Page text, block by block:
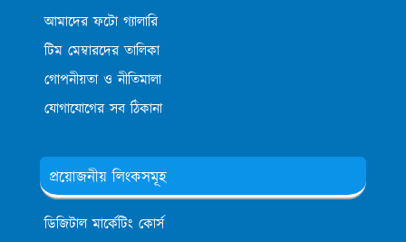
আমাদের ফটো গ্যালারি
টিম মেম্বারদের তালিকা
গোপনীয়তা ও নীতিমালা
যোগাযোগের সব ঠিকানা
প্রয়োজনীয় লিংকসমূহ
ডিজিটাল মার্কেটিং কোর্স